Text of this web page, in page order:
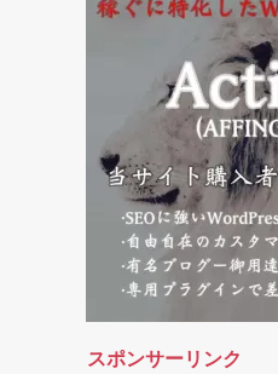
スポンサーリンク